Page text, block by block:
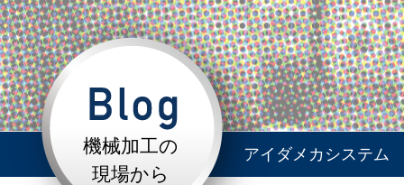
機械加工の
現場から
アイダメカシステム